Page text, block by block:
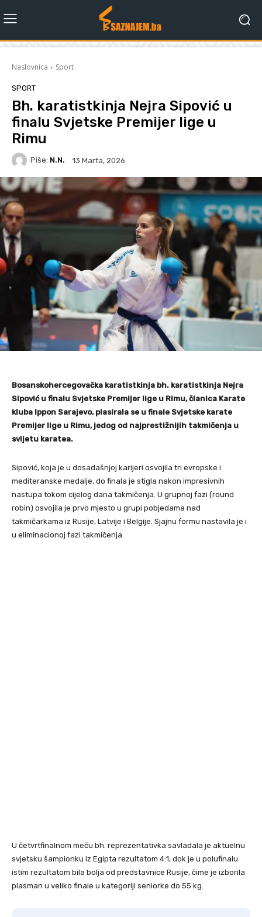
Naslovnica Sport
SPORT
Bh. karatistkinja Nejra Sipović u
finalu Svjetske Premijer lige u
Rimu
Piše: N.N. 13 Marta, 2026
Bosanskohercegovačka karatistkinja bh. karatistkinja Nejra
Sipović u finalu Svjetske Premijer lige u Rimu, članica Karate
kluba Ippon Sarajevo, plasirala se u finale Svjetske karate
Premijer lige u Rimu, jedog od najprestižnijih takmičenja u
svijetu karatea.
Sipović, koja je u dosadašnjoj karijeri osvojila tri evropske i
mediteranske medalje, do finala je stigla nakon impresivnih
nastupa tokom cijelog dana takmičenja. U grupnoj fazi (round
robin) osvojila je prvo mjesto u grupi pobjedama nad
takmičarkama iz Rusije, Latvije i Belgije. Sjajnu formu nastavila je i
u eliminacionoj fazi takmičenja.
U četvrtfinalnom meču bh. reprezentativka savladala je aktuelnu
svjetsku šampionku iz Egipta rezultatom 4:1, dok je u polufinalu
istim rezultatom bila bolja od predstavnice Rusije, čime je izborila
plasman u veliko finale u kategoriji seniorke do 55 kg.